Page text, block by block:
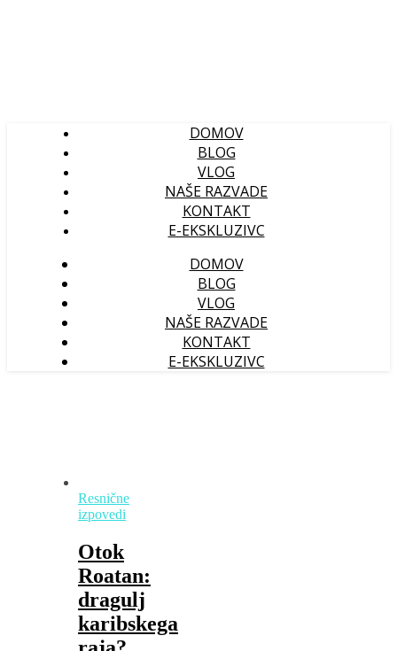
DOMOV
BLOG
VLOG
NAŠE RAZVADE
KONTAKT
E-EKSKLUZIVC
DOMOV
BLOG
VLOG
NAŠE RAZVADE
KONTAKT
E-EKSKLUZIVC
Resnične
izpovedi
Otok
Roatan:
dragulj
karibskega